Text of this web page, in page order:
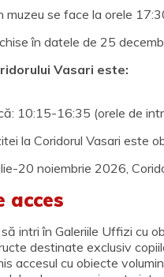
muzeu se face la orele
în datele de 25
Vasari este:
10:15-16:35 (orele de
la Coridorul Vasari este
20 noiembrie 2026,
acces
intri în Galeriile Uffizi cu
destinate exclusiv
accesul cu obiecte